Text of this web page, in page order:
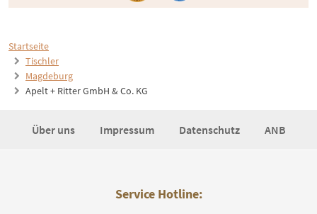
Startseite
Tischler
Magdeburg
Apelt + Ritter GmbH & Co. KG
Über uns Impressum Datenschutz ANB
Service Hotline: